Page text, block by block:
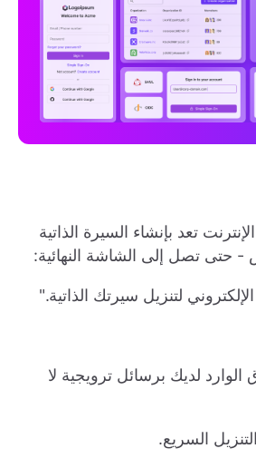
تعد بإنشاء السيرة الذاتية
- حتى تصل إلى الشاشة النهائية:
لتنزيل سيرتك الذاتية."
الوارد لديك برسائل ترويجية لا
السريع.